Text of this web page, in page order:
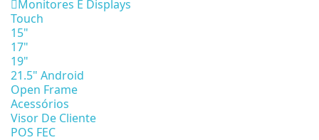
Monitores E Displays
Touch
15"
17"
19"
21.5" Android
Open Frame
Acessórios
Visor De Cliente
POS FEC